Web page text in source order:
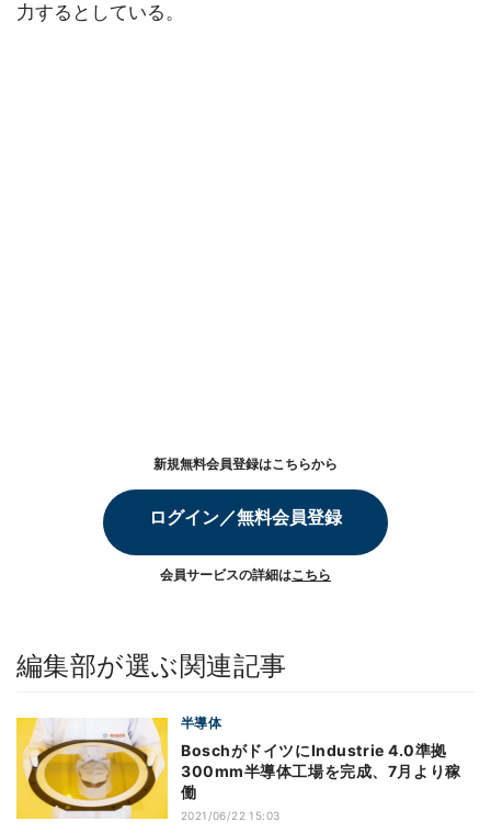
力するとしている。
新規無料会員登録はこちらから
ログイン／無料会員登録
会員サービスの詳細はこちら
編集部が選ぶ関連記事
半導体
BoschがドイツにIndustrie 4.0準拠
300mm半導体工場を完成、7月より稼
働
2021/06/22 15:03